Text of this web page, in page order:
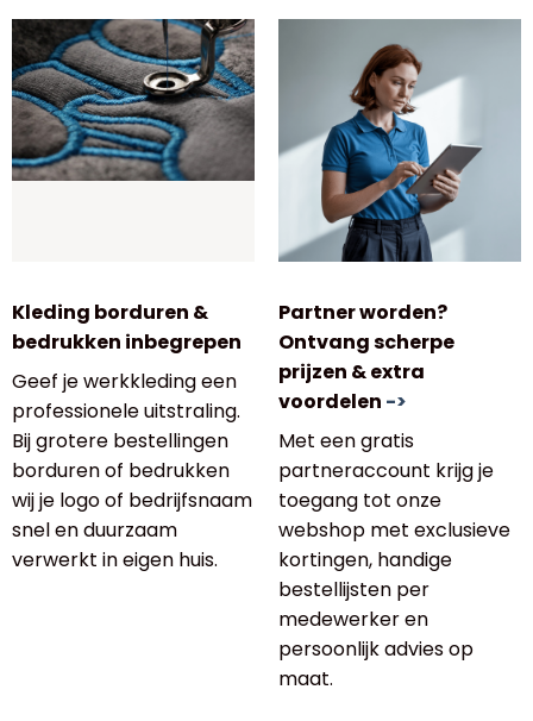
Kleding borduren &
bedrukken inbegrepen
Geef je werkkleding een
professionele uitstraling.
Bij grotere bestellingen
borduren of bedrukken
wij je logo of bedrijfsnaam
snel en duurzaam
verwerkt in eigen huis.
Partner worden?
Ontvang scherpe
prijzen & extra
voordelen ->
Met een gratis
partneraccount krijg je
toegang tot onze
webshop met exclusieve
kortingen, handige
bestellijsten per
medewerker en
persoonlijk advies op
maat.